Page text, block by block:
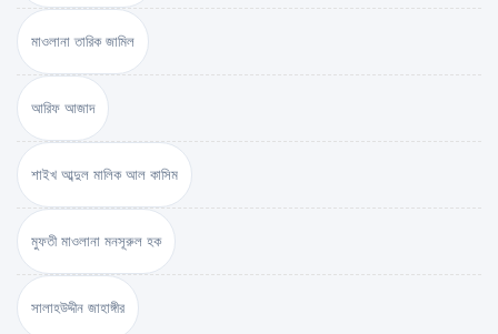
মাওলানা তারিক জামিল
আরিফ আজাদ
শাইখ আব্দুল মালিক আল কাসিম
মুফতী মাওলানা মনসূরুল হক
সালাহউদ্দীন জাহাঙ্গীর